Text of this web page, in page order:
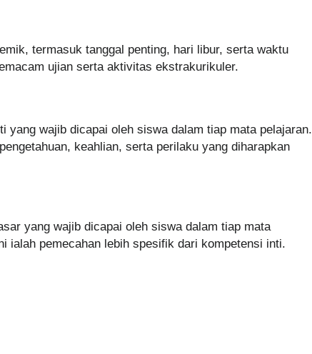
termasuk tanggal penting, hari libur, serta waktu
ujian serta aktivitas ekstrakurikuler.
yang wajib dicapai oleh siswa dalam tiap mata pelajaran.
keahlian, serta perilaku yang diharapkan
yang wajib dicapai oleh siswa dalam tiap mata
ialah pemecahan lebih spesifik dari kompetensi inti.